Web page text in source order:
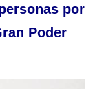
por
Poder